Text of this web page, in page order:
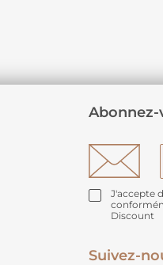
J'accepte
Discount
Suivez-